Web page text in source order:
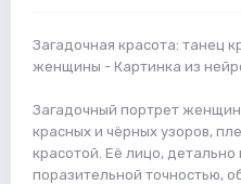
Загадочная красота: танец
женщины - Картинка из
Загадочный портрет
красных и чёрных узоров,
красотой. Её лицо,
поразительной точностью,